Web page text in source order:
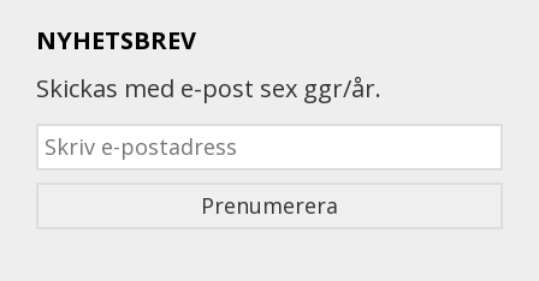
NYHETSBREV
Skickas med e-post sex ggr/år.